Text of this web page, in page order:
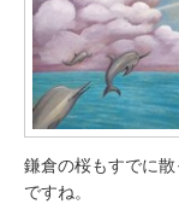
鎌倉の桜もすでに
ですね。